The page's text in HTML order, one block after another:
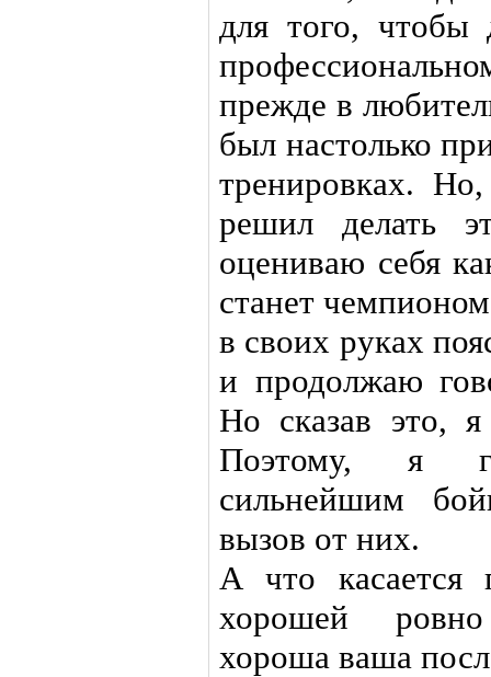
для того, чтобы
прежде в
был настолько
тренировках.
решил делать
оцениваю себя
станет
в своих руках
и продолжаю
Но сказав это,
Поэтому, я
сильнейшим
вызов от них.
А что касается
хорошей ровно
хороша ваша